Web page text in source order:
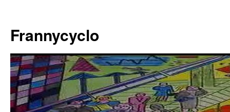
contenu
Frannycyclo